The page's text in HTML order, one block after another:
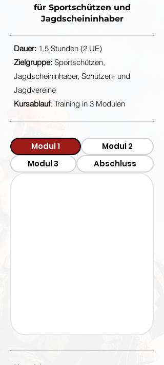
für Sportschützen und
Jagdscheininhaber
Dauer: 1,5 Stunden (2 UE)
Zielgruppe: Sportschützen,
Jagdscheininhaber, Schützen- und
Jagdvereine
Kursablauf: Training in 3 Modulen
Modul 1
Modul 2
Modul 3
Abschluss